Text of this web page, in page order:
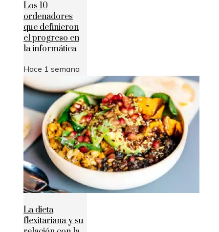
Los 10
ordenadores
que definieron
el progreso en
la informática
Hace 1 semana
La dieta
flexitariana y su